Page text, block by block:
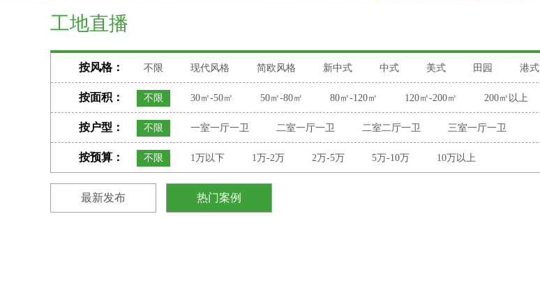
工地直播
按风格： 不限 现代风格 简欧风格 新中式 中式 美式 田园 港式
按面积： 不限 30㎡-50㎡ 50㎡-80㎡ 80㎡-120㎡ 120㎡-200㎡ 200㎡以上
按户型： 不限 一室一厅一卫 二室一厅一卫 二室二厅一卫 三室一厅一卫
按预算： 不限 1万以下 1万-2万 2万-5万 5万-10万 10万以上
最新发布 热门案例